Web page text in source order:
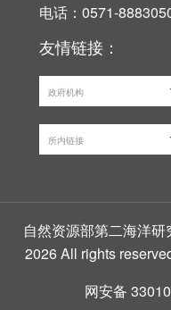
电话：0571-
友情链接：
政府机构
所内链接
自然资源部第二海洋
2026 All rights
网安备